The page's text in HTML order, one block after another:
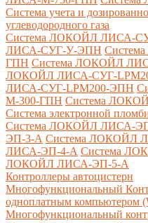
Система учета и
углеводородного газа
Система ЛОКОЙЛ ЛИСА-
ЛИСА-СУГ-У-ЭПН
ГПН Система ЛОКОЙЛ
ЛОКОЙЛ ЛИСА-СУГ-
ЛИСА-СУГ-LPM200-ЭПН
М-300-ГПН Система
Система электронной
Система ЛОКОЙЛ ЛИСА-
ЭП-3-А Система ЛОКОЙЛ
ЛИСА-ЭП-4-А Система
ЛОКОЙЛ ЛИСА-ЭП-5-А
Контроллеры автоцистерн
Многофункциональный
одноплатным компьютером
Многофункциональный